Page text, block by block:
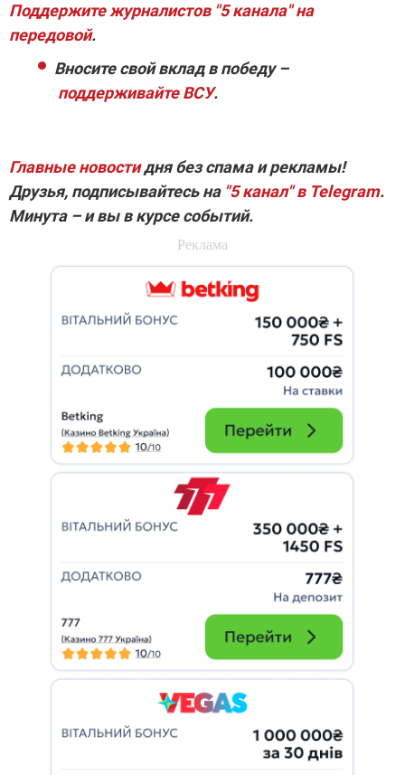
Поддержите журналистов "5 канала" на
передовой.
Вносите свой вклад в победу –
поддерживайте ВСУ.
Главные новостидня без спама и рекламы!
Друзья, подписывайтесь на "5 канал" в Telegram.
Минута – и вы в курсе событий.